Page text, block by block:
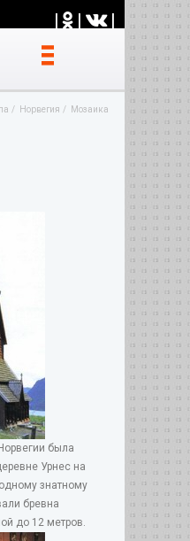
| | |
Норвегия Мозаика
была
Урнес на
знатному
бревна
до 12 метров.